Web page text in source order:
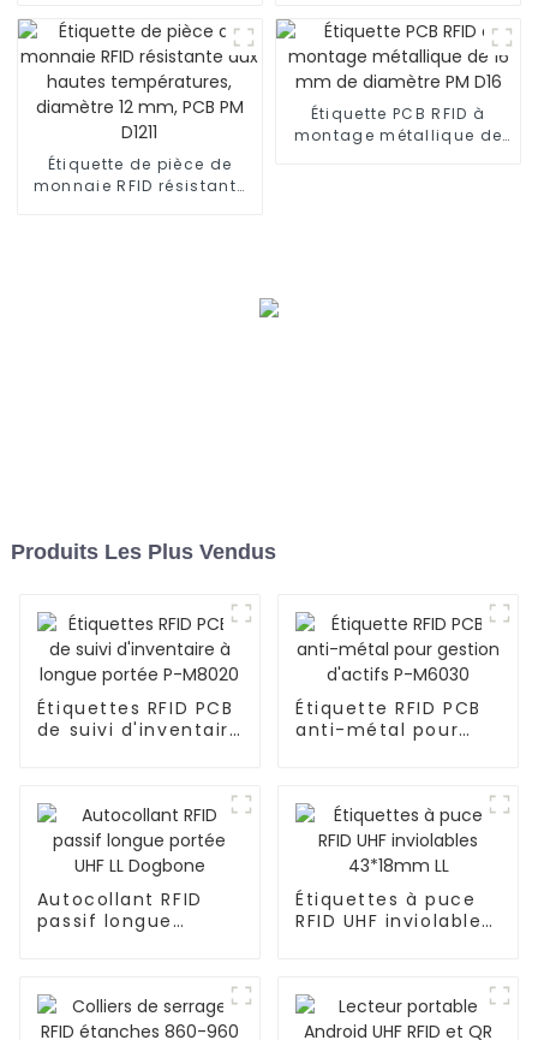
Étiquette de pièce de
monnaie RFID résistante
Étiquette PCB RFID à
montage métallique de
Produits Les Plus Vendus
Étiquettes RFID PCB
de suivi d'inventaire
Étiquette RFID PCB
anti-métal pour
Autocollant RFID
passif longue
Étiquettes à puce
RFID UHF inviolables